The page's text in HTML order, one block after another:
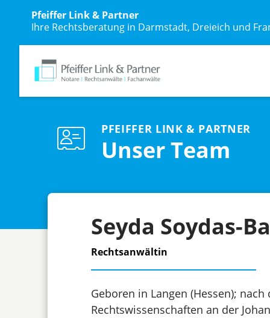
Pfeiffer Link & Partner
Ihre Rechtsberatung in Darmstadt, Dreieich und
PFEIFFER LINK & PARTNER
Unser Team
Seyda Soydas-
Rechtsanwältin
Geboren in Langen (Hessen);
Rechtswissenschaften an der